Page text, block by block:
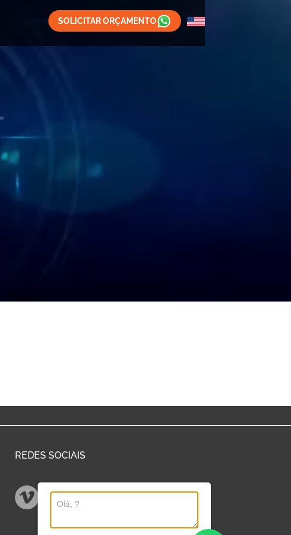
SOLICITAR ORÇAMENTO
REDES SOCIAIS